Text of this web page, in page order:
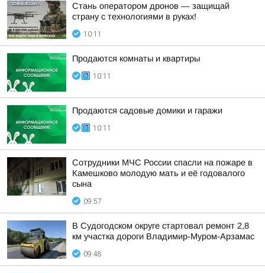
Стань оператором дронов — защищай
страну с технологиями в руках!
10:11
Продаются комнаты и квартиры
10:11
Продаются садовые домики и гаражи
10:11
Сотрудники МЧС России спасли на пожаре в
Камешково молодую мать и её годовалого
сына
09:57
В Судогодском округе стартовал ремонт 2,8
км участка дороги Владимир-Муром-Арзамас
09:48